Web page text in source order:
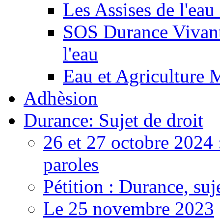
Les Assises de
SOS Durance
l'eau
Eau et Agriculture
Adhèsion
Durance: Sujet de droit
26 et 27 octobre 2024
paroles
Pétition : Durance,
Le 25 novembre 2023